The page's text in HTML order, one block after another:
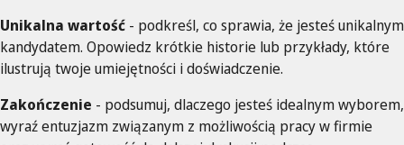
Unikalna wartość - podkreśl, co sprawia, że jesteś unikalnym
kandydatem. Opowiedz krótkie historie lub przykłady, które
ilustrują twoje umiejętności i doświadczenie.
Zakończenie - podsumuj, dlaczego jesteś idealnym wyborem,
wyraź entuzjazm związanym z możliwością pracy w firmie